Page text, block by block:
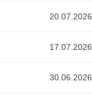
20.07.2026
17.07.2026
30.06.2026